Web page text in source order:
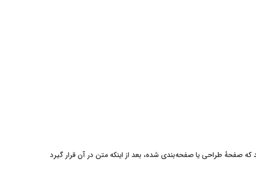
صفحهٔ طراحی یا صفحه‌بندی شده، بعد از اینکه متن در آن قرار گیرد